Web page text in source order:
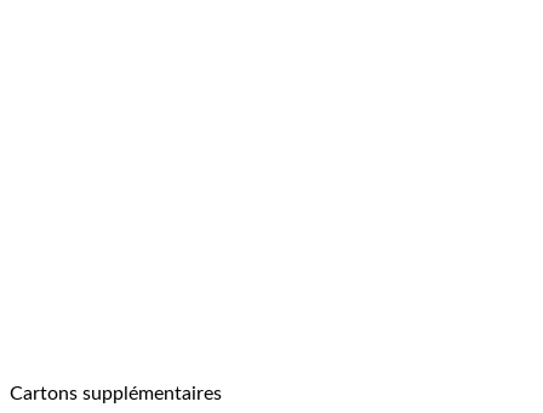
Cartons supplémentaires